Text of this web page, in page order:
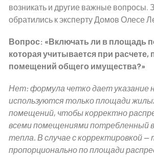
возникать и другие важные вопросы.
обратились к эксперту Домов Олесе
Вопрос: «Включать ли в площадь
которая учитывается при расчете,
помещений общего имущества?»
Нет: формула четко дает указание
используются только площади
помещений, чтобы корректно
всеми помещениями потребленный
тепла. В случае с корректировкой —
пропорционально по площади